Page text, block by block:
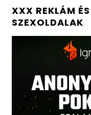
XXX REKLÁM ÉS
SZEXOLDALAK